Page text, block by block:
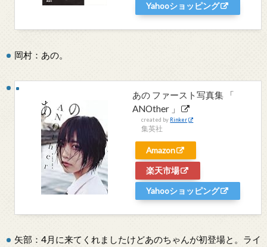
Yahooショッピング
岡村：あの。
あの ファースト写真集 「
ANOther 」
created by Rinker
集英社
Amazon
楽天市場
Yahooショッピング
矢部：4月に来てくれましたけどあのちゃんが初登場と。ライ